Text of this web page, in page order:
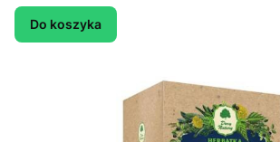
Do koszyka